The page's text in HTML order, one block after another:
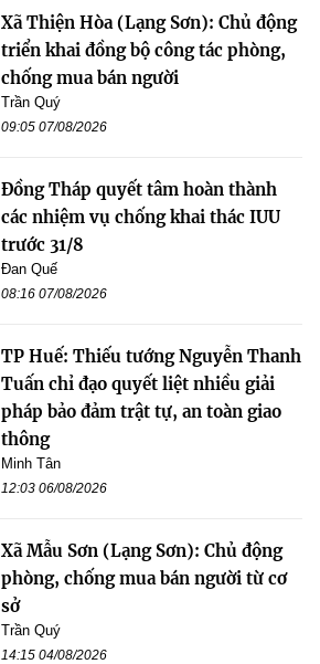
Xã Thiện Hòa (Lạng Sơn): Chủ động
triển khai đồng bộ công tác phòng,
chống mua bán người
Trần Quý
09:05 07/08/2026
Đồng Tháp quyết tâm hoàn thành
các nhiệm vụ chống khai thác IUU
trước 31/8
Đan Quế
08:16 07/08/2026
TP Huế: Thiếu tướng Nguyễn Thanh
Tuấn chỉ đạo quyết liệt nhiều giải
pháp bảo đảm trật tự, an toàn giao
thông
Minh Tân
12:03 06/08/2026
Xã Mẫu Sơn (Lạng Sơn): Chủ động
phòng, chống mua bán người từ cơ
sở
Trần Quý
14:15 04/08/2026